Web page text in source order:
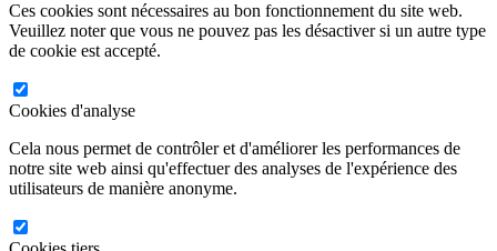
Ces cookies sont nécessaires au bon fonctionnement du site web.
Veuillez noter que vous ne pouvez pas les désactiver si un autre type
de cookie est accepté.
Cookies d'analyse
Cela nous permet de contrôler et d'améliorer les performances de
notre site web ainsi qu'effectuer des analyses de l'expérience des
utilisateurs de manière anonyme.